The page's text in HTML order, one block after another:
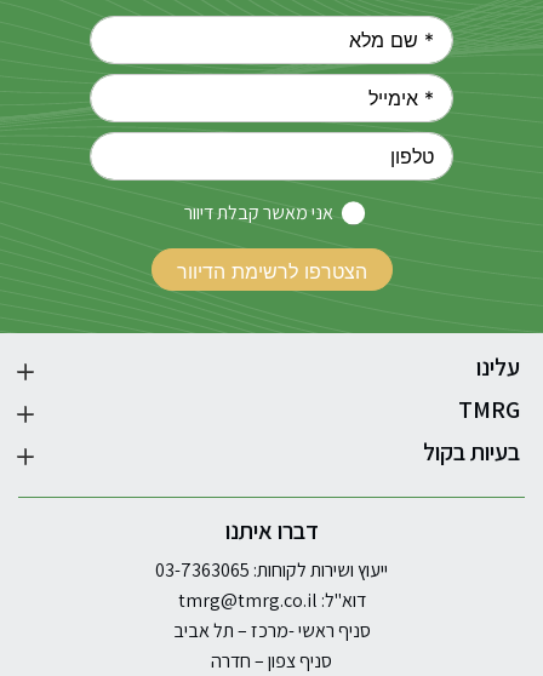
אני מאשר קבלת דיוור
עלינו
TMRG
בעיות בקול
דברו איתנו
ייעוץ ושירות לקוחות: 03-7363065
דוא"ל: tmrg@tmrg.co.il
סניף ראשי -מרכז – תל אביב
סניף צפון – חדרה